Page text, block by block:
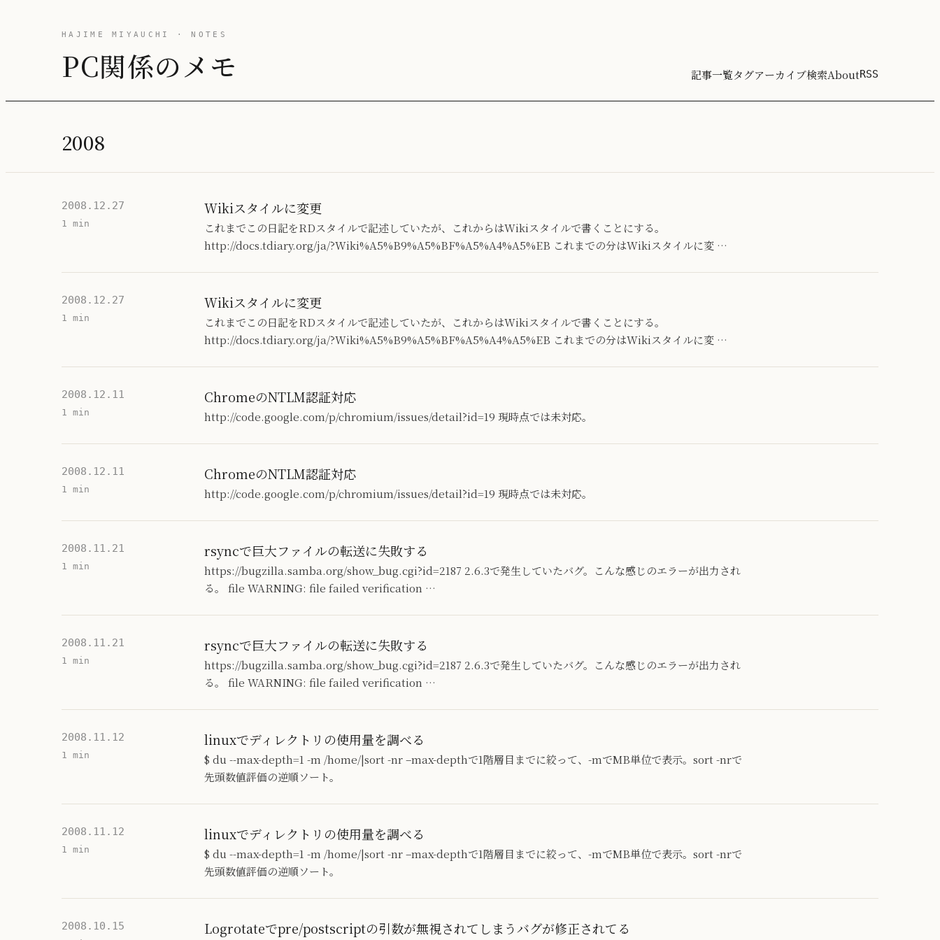
HAJIME MIYAUCHI · NOTES
PC関係のメモ 記事一覧タグアーカイブ検索AboutRSS
2008
2008.12.27
1 min
Wikiスタイルに変更
これまでこの日記をRDスタイルで記述していたが、これからはWikiスタイルで書くことにする。
http://docs.tdiary.org/ja/?Wiki%A5%B9%A5%BF%A5%A4%A5%EB これまでの分はWikiスタイルに変 …
2008.12.27
1 min
Wikiスタイルに変更
これまでこの日記をRDスタイルで記述していたが、これからはWikiスタイルで書くことにする。
http://docs.tdiary.org/ja/?Wiki%A5%B9%A5%BF%A5%A4%A5%EB これまでの分はWikiスタイルに変 …
2008.12.11
1 min
ChromeのNTLM認証対応
http://code.google.com/p/chromium/issues/detail?id=19 現時点では未対応。
2008.12.11
1 min
ChromeのNTLM認証対応
http://code.google.com/p/chromium/issues/detail?id=19 現時点では未対応。
2008.11.21
1 min
rsyncで巨大ファイルの転送に失敗する
https://bugzilla.samba.org/show_bug.cgi?id=2187 2.6.3で発生していたバグ。こんな感じのエラーが出力され
る。 file WARNING: file failed verification …
2008.11.21
1 min
rsyncで巨大ファイルの転送に失敗する
https://bugzilla.samba.org/show_bug.cgi?id=2187 2.6.3で発生していたバグ。こんな感じのエラーが出力され
る。 file WARNING: file failed verification …
2008.11.12
1 min
linuxでディレクトリの使用量を調べる
$ du --max-depth=1 -m /home/|sort -nr –max-depthで1階層目までに絞って、-mでMB単位で表示。sort -nrで
先頭数値評価の逆順ソート。
2008.11.12
1 min
linuxでディレクトリの使用量を調べる
$ du --max-depth=1 -m /home/|sort -nr –max-depthで1階層目までに絞って、-mでMB単位で表示。sort -nrで
先頭数値評価の逆順ソート。
2008.10.15 Logrotateでpre/postscriptの引数が無視されてしまうバグが修正されてる